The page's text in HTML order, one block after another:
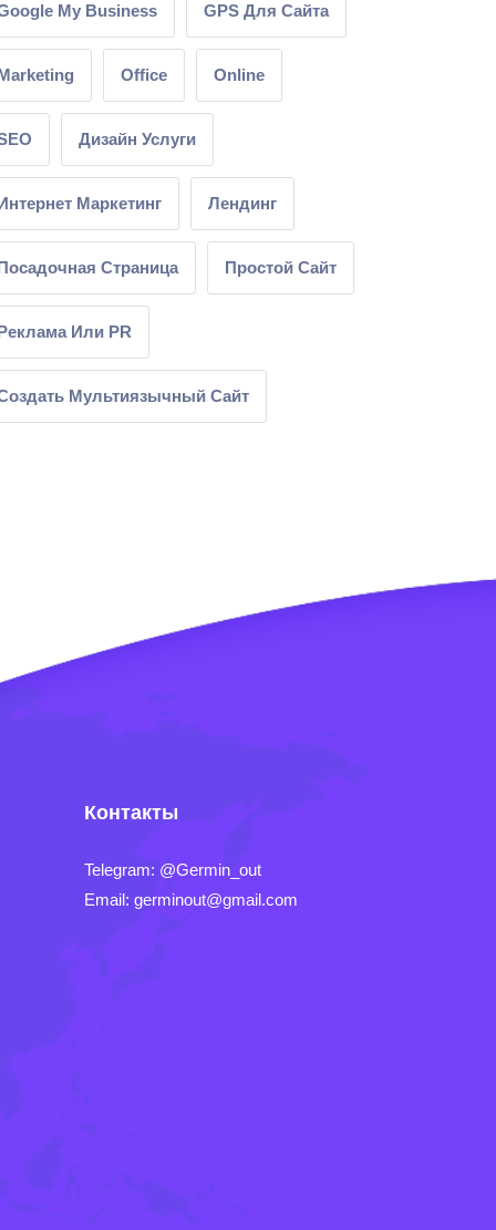
My Business GPS Для Сайта
Office Online
Дизайн Услуги
Маркетинг Лендинг
Страница Простой Сайт
Или PR
Мультиязычный Сайт
Контакты
Telegram: @Germin_out
Email: germinout@gmail.com